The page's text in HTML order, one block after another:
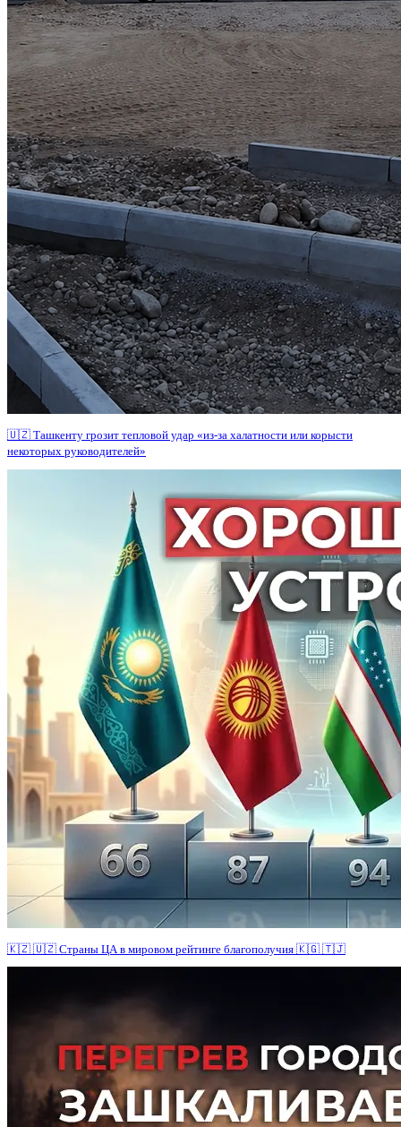
🇺🇿 Ташкенту грозит тепловой удар «из-за халатности или корысти
некоторых руководителей»
🇰🇿 🇺🇿 Страны ЦА в мировом рейтинге благополучия 🇰🇬 🇹🇯